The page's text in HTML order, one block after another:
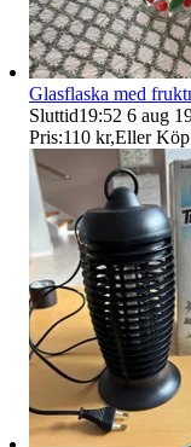
Glasflaska med
Sluttid19:52 6 aug
Pris:110 kr,Eller